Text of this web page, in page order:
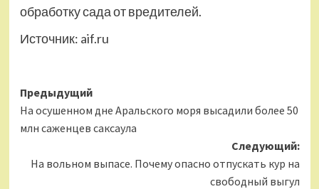
обработку сада от вредителей.
Источник: aif.ru
Навигация
записи
Предыдущий
На осушенном дне Аральского моря высадили более 50
млн саженцев саксаула
Следующий:
На вольном выпасе. Почему опасно отпускать кур на
свободный выгул